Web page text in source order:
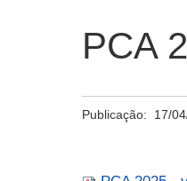
PCA
Publicação: 17/